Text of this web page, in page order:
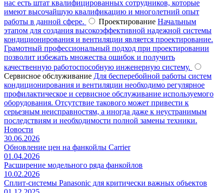
нас есть штат квалифицированных сотрудников, которые
имеют высочайшую квалификацию и многолетний опыт
работы в данной сфере.
Проектирование Начальным
этапом для создания высокоэффективной надежной системы
кондиционирования и вентиляции является проектирование.
Грамотный профессиональный подход при проектировании
позволит избежать множества ошибок и получить
качественную работоспособную инженерную систему.
Сервисное обслуживание Для бесперебойной работы систем
кондиционирования и вентиляции необходимо регулярное
профилактическое и сервисное обслуживание используемого
оборудования. Отсутствие такового может привести к
серьезным неисправностям, а иногда даже к неустранимым
последствиям и необходимости полной замены техники.
Новости
30.06.2026
Обновление цен на фанкойлы Carrier
01.04.2026
Расширение модельного ряда фанкойлов
10.02.2026
Сплит-системы Panasonic для критически важных объектов